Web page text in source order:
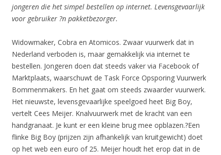
jongeren die het simpel bestellen op internet. Levensgevaarlijk
voor gebruiker ?n pakketbezorger.
Widowmaker, Cobra en Atomicos. Zwaar vuurwerk dat in
Nederland verboden is, maar gemakkelijk via internet te
bestellen. Jongeren doen dat steeds vaker via Facebook of
Marktplaats, waarschuwt de Task Force Opsporing Vuurwerk
Bommenmakers. En het gaat om steeds zwaarder vuurwerk.
Het nieuwste, levensgevaarlijke speelgoed heet Big Boy,
vertelt Cees Meijer. Knalvuurwerk met de kracht van een
handgranaat. Je kunt er een kleine brug mee opblazen.?Een
flinke Big Boy (prijzen zijn afhankelijk van kruitgewicht) doet
op het web een euro of 25. Meijer houdt het erop dat in de